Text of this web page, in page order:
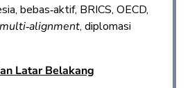
bebas‑aktif, BRICS, OECD,
multi‑alignment, diplomasi
Latar Belakang